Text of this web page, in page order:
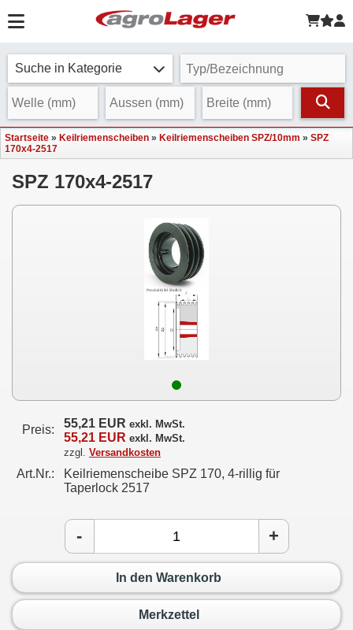
Suche in Kategorie
Startseite » Keilriemenscheiben » Keilriemenscheiben SPZ/10mm » SPZ
170x4-2517
SPZ 170x4-2517
Preis: 55,21 EUR exkl. MwSt.
55,21 EUR exkl. MwSt.
zzgl. Versandkosten
Art.Nr.:
Keilriemenscheibe SPZ 170, 4-rillig für
Taperlock 2517
- +
In den Warenkorb
Merkzettel